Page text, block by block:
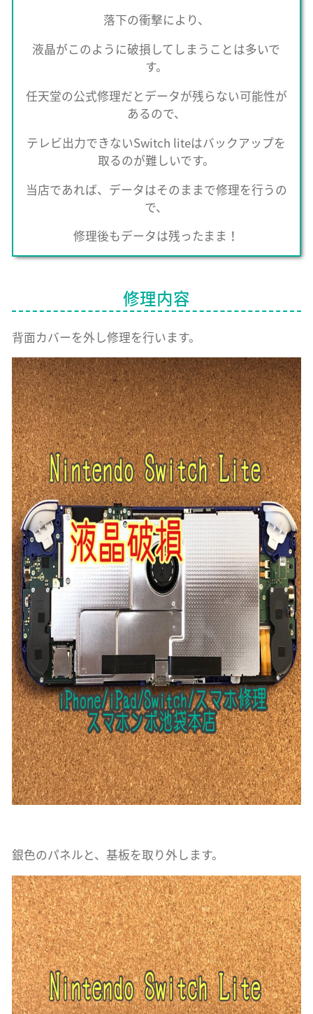
落下の衝撃により、
液晶がこのように破損してしまうことは多いで
す。
任天堂の公式修理だとデータが残らない可能性が
あるので、
テレビ出力できないSwitch liteはバックアップを
取るのが難しいです。
当店であれば、データはそのままで修理を行うの
で、
修理後もデータは残ったまま！
修理内容
背面カバーを外し修理を行います。
銀色のパネルと、基板を取り外します。